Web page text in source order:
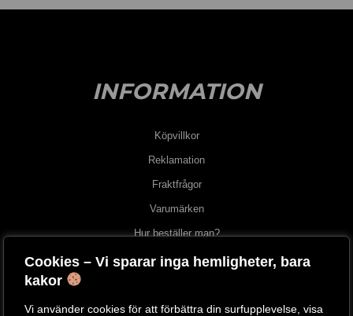
Cookies – Vi sparar inga hemligheter, bara
kakor
Vi använder cookies för att förbättra din surfupplevelse, visa
INFORMATION
Köpvillkor
Reklamation
Fraktfrågor
Varumärken
Hur beställer man?
OM OSS